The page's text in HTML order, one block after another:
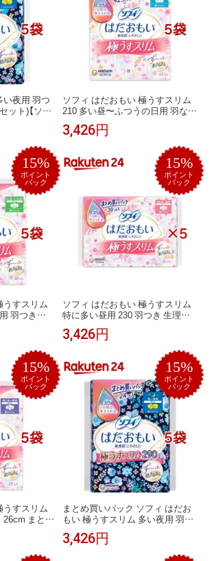
い夜用 羽つ
ット)【ソフ
ソフィ はだおもい 極うすスリム
210 多い昼〜ふつうの日用 羽なし
21cm(42枚入*5袋セット)【ソフィ
はだおもい極うすスリム】
3,426円
15%
ポイント
バック
うすスリム
羽つき
(38枚*5袋
もい極うす
15%
ポイント
バック
ソフィ はだおもい 極うすスリム
特に多い昼用 230 羽つき 生理用
ナプキン(30枚入×5セット)【ソフ
ィはだおもい極うすスリム】
3,426円
15%
ポイント
バック
うすスリム
まとめ
ット)【ソフ
ム】
15%
ポイント
バック
まとめ買いパック ソフィ はだお
もい 極うすスリム 多い夜用 羽つ
き 29cm(24枚入*5袋セット)【ソフ
ィはだおもい極うすスリム】
3,426円